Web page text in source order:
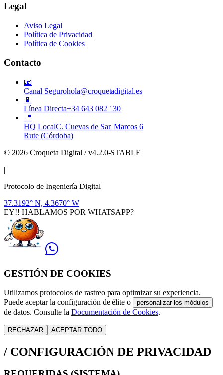
Legal
Aviso Legal
Política de Privacidad
Política de Cookies
Contacto
📧
Canal Segurohola@croquetadigital.es
📱
Línea Directa+34 643 082 130
📍
HQ LocalC. Cuevas de San Marcos 6
Rute (Córdoba)
© 2026 Croqueta Digital / v4.2.0-STABLE
|
Protocolo de Ingeniería Digital
37.3192° N, 4.3670° W
EY!! HABLAMOS POR WHATSAPP?
GESTIÓN DE COOKIES
Utilizamos protocolos de rastreo para optimizar su experiencia.
Puede aceptar la configuración de élite o
personalizar los módulos
de datos. Consulte la Documentación de Cookies.
RECHAZAR ACEPTAR TODO
/ CONFIGURACIÓN DE PRIVACIDAD